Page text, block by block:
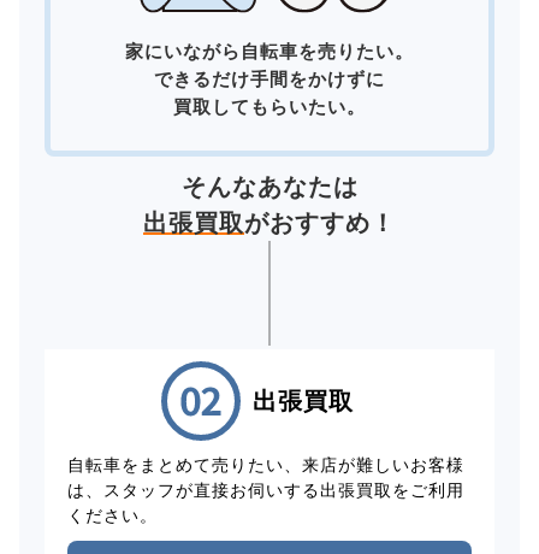
家にいながら自転車を売りたい。
できるだけ手間をかけずに
買取してもらいたい。
そんなあなたは
出張買取がおすすめ！
出張買取
自転車をまとめて売りたい、来店が難しいお客様
は、スタッフが直接お伺いする出張買取をご利用
ください。